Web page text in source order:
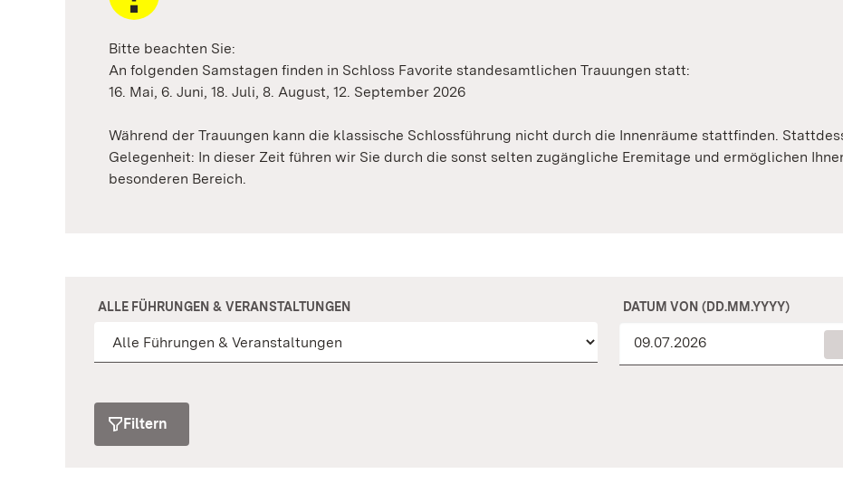
Bitte beachten Sie:
An folgenden Samstagen finden in Schloss Favorite standesamtlichen Trauungen statt:
16. Mai, 6. Juni, 18. Juli, 8. August, 12. September 2026
Während der Trauungen kann die klassische Schlossführung nicht durch die Innenräume stattfinden.
Gelegenheit: In dieser Zeit führen wir Sie durch die sonst selten zugängliche Eremitage und ermöglichen
besonderen Bereich.
ALLE FÜHRUNGEN & VERANSTALTUNGEN DATUM VON (DD.MM.YYYY)
Filtern